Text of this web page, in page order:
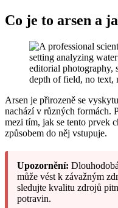
Co je to arsen a
Arsen je přirozeně se
nachází v různých formách.
mezi tím, jak se tento prvek
způsobem do něj vstupuje.
Upozornění:
může vést k závažným
sledujte kvalitu zdrojů
potravin.